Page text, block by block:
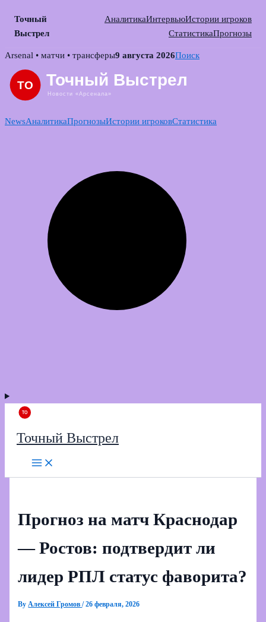
Точный
Выстрел
АналитикаИнтервьюИстории игроков
СтатистикаПрогнозы
Skip
content
Arsenal • матчи • трансферы9 августа 2026Поиск
NewsАналитикаПрогнозыИстории игроковСтатистика
Точный Выстрел
Прогноз на матч Краснодар
— Ростов: подтвердит ли
лидер РПЛ статус фаворита?
By Алексей Громов/26 февраля, 2026